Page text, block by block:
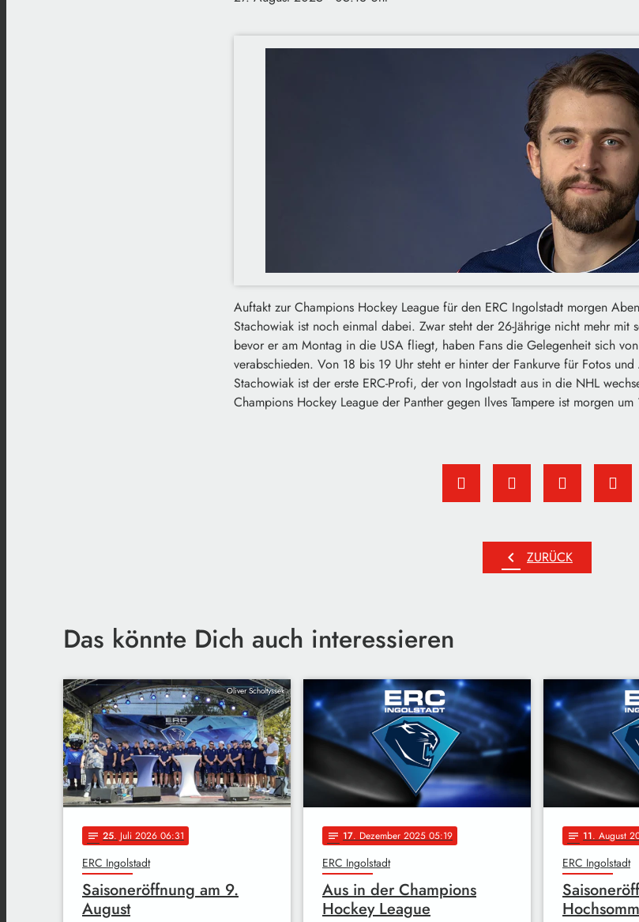
Auftakt zur Champions Hockey League für den ERC Ingolstadt morgen
Stachowiak ist noch einmal dabei. Zwar steht der 26-Jährige nicht mehr mit
bevor er am Montag in die USA fliegt, haben Fans die Gelegenheit sich
verabschieden. Von 18 bis 19 Uhr steht er hinter der Fankurve für Fotos
Stachowiak ist der erste ERC-Profi, der von Ingolstadt aus in die NHL
Champions Hockey League der Panther gegen Ilves Tampere ist morgen
chevron_left ZURÜCK
Das könnte Dich auch interessieren
Oliver Scholtyssek
notes 25. Juli 2026 06:31
ERC Ingolstadt
Saisoneröffnung am 9.
August
notes 17. Dezember 2025 05:19
ERC Ingolstadt
Aus in der Champions
Hockey League
notes 11. August
ERC Ingolstadt